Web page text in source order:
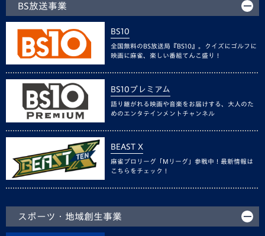
BS放送事業
BS10
全国無料のBS放送局『BS10』。クイズにゴルフに
映画に麻雀、楽しい番組てんこ盛り！
BS10プレミアム
語り継がれる映画や音楽をお届けする、大人のた
めのエンタテインメントチャンネル
BEAST X
麻雀プロリーグ「Mリーグ」参戦中！最新情報は
こちらをチェック！
スポーツ・地域創生事業